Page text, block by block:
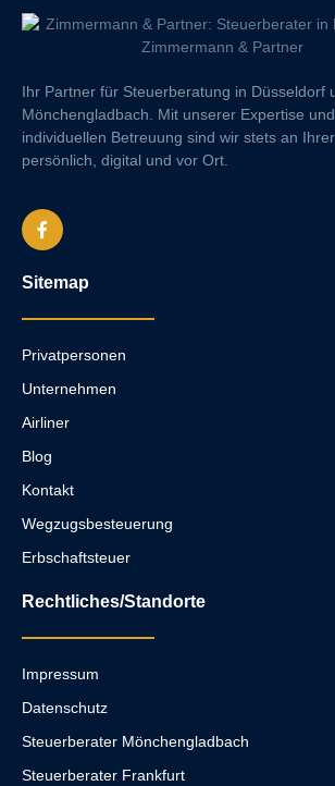
Ihr Partner für Steuerberatung in Düsseldorf
Mönchengladbach. Mit unserer Expertise und
individuellen Betreuung sind wir stets an
persönlich, digital und vor Ort.
Sitemap
Privatpersonen
Unternehmen
Airliner
Blog
Kontakt
Wegzugsbesteuerung
Erbschaftsteuer
Rechtliches/Standorte
Impressum
Datenschutz
Steuerberater Mönchengladbach
Steuerberater Frankfurt